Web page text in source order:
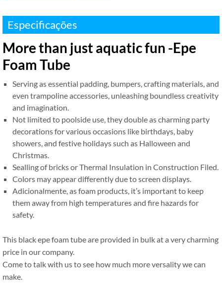
Especificações
More than just aquatic fun -Epe
Foam Tube
Serving as essential padding, bumpers,crafting materials,and
even trampoline accessories, unleashing boundless creativity
and imagination.
Not limited to poolside use,they double as charming party
decorations for various occasions like birthdays, baby
showers,and festive holidays such as Halloween and
Christmas.
Sealling of bricks or Thermal Insulation in Construction Filed.
Colors may appear differently due to screen displays.
Adicionalmente,as foam products, it’s important to keep
them away from high temperatures and fire hazards for
safety.
This black epe foam tube are provided in bulk at a very charming
price in our company.
Come to talk with us to see how much more versality we can
make.